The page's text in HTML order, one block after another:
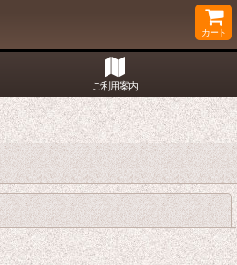
カート
ご利用案内
閉じる